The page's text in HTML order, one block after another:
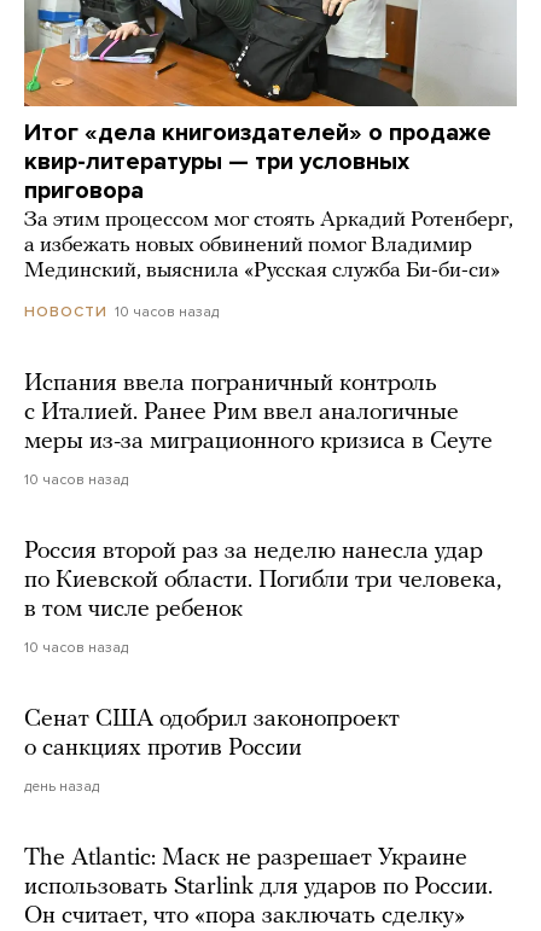
Итог «дела книгоиздателей» о продаже
квир-литературы — три условных
приговора
За этим процессом мог стоять Аркадий Ротенберг,
а избежать новых обвинений помог Владимир
Мединский, выяснила «Русская служба Би-би-си»
НОВОСТИ 10 часов назад
Испания ввела пограничный контроль
с Италией. Ранее Рим ввел аналогичные
меры из-за миграционного кризиса в Сеуте
10 часов назад
Россия второй раз за неделю нанесла удар
по Киевской области. Погибли три человека,
в том числе ребенок
10 часов назад
Сенат США одобрил законопроект
о санкциях против России
день назад
The Atlantic: Маск не разрешает Украине
использовать Starlink для ударов по России.
Он считает, что «пора заключать сделку»